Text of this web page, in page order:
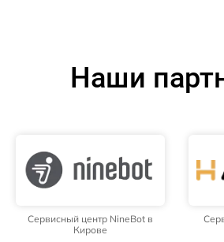
Наши
Сервисный центр NineBot в
Кирове